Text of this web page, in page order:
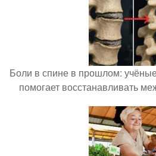
Боли в спине в прошлом:
помогает восстанавливать